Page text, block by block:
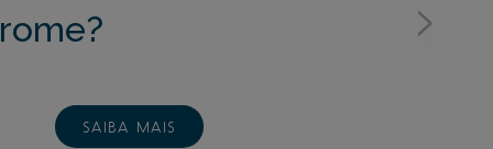
SAIBA MAIS
>